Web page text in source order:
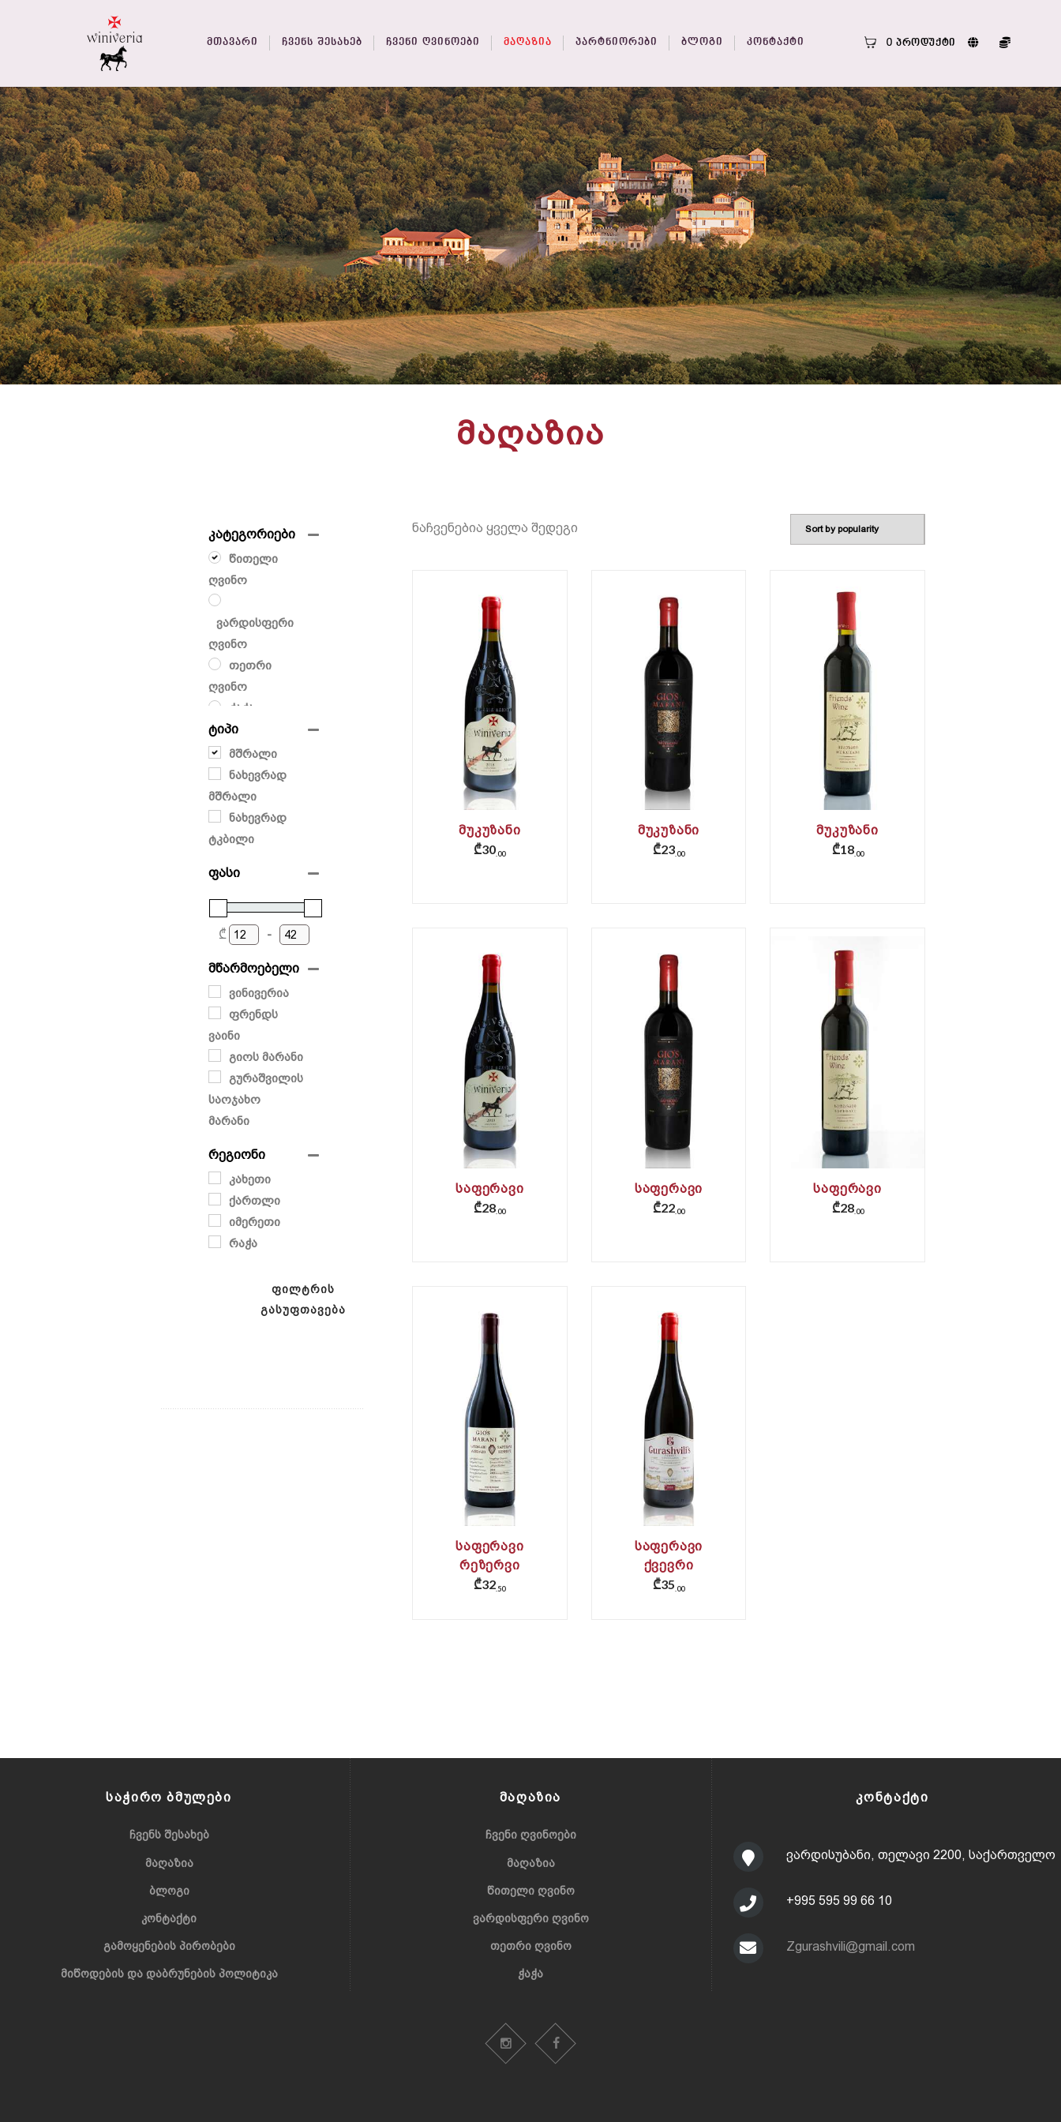
ᲛᲗᲐᲕᲐᲠᲘ ᲩᲕᲔᲜᲡ ᲨᲔᲡᲐᲮᲔᲑ ᲩᲕᲔᲜᲘ ᲦᲕᲘᲜᲝᲔᲑᲘ ᲛᲐᲦᲐᲖᲘᲐ ᲞᲐᲠᲢᲜᲘᲝᲠᲔᲑᲘ ᲑᲚᲝᲒᲘ ᲙᲝᲜᲢᲐᲥᲢᲘ 0 პროდუქტი
ᲛᲐᲦᲐᲖᲘᲐ
ნაჩვენებია ყველა შედეგი
ᲛᲣᲙᲣᲖᲐᲜᲘ
₾30 00
ᲛᲣᲙᲣᲖᲐᲜᲘ
₾2300
ᲛᲣᲙᲣᲖᲐᲜᲘ
₾18 00
ᲡᲐᲤᲔᲠᲐᲕᲘ
₾28 00
ᲡᲐᲤᲔᲠᲐᲕᲘ
₾2200
ᲡᲐᲤᲔᲠᲐᲕᲘ
₾2800
ᲡᲐᲤᲔᲠᲐᲕᲘ
ᲠᲔᲖᲔᲠᲕᲘ
(ᲥᲕᲔᲕᲠᲘ)
₾32 50
ᲡᲐᲤᲔᲠᲐᲕᲘ
ᲥᲕᲔᲕᲠᲘ
₾35 00
კატეგორიები
წითელი
ღვინო
ვარდისფერი
ღვინო
თეთრი
ღვინო
ჭაჭა
ტიპი
მშრალი
ნახევრად
მშრალი
ნახევრად
ტკბილი
ფასი
₾ -
მწარმოებელი
ვინივერია
ფრენდს
ვაინი
გიოს მარანი
გურაშვილის
საოჯახო
მარანი
რეგიონი
კახეთი
ქართლი
იმერეთი
რაჭა
ᲤᲘᲚᲢᲠᲘᲡ
ᲒᲐᲡᲣᲤᲗᲐᲕᲔᲑᲐ
ᲡᲐᲭᲘᲠᲝ ᲑᲛᲣᲚᲔᲑᲘ
ᲩᲕᲔᲜᲡ ᲨᲔᲡᲐᲮᲔᲑ
ᲛᲐᲦᲐᲖᲘᲐ
ᲑᲚᲝᲒᲘ
ᲙᲝᲜᲢᲐᲥᲢᲘ
ᲒᲐᲛᲝᲧᲔᲜᲔᲑᲘᲡ ᲞᲘᲠᲝᲑᲔᲑᲘ
ᲛᲘᲬᲝᲓᲔᲑᲘᲡ ᲓᲐ ᲓᲐᲑᲠᲣᲜᲔᲑᲘᲡ ᲞᲝᲚᲘᲢᲘᲙᲐ
ᲛᲐᲦᲐᲖᲘᲐ
ᲩᲕᲔᲜᲘ ᲦᲕᲘᲜᲝᲔᲑᲘ
ᲛᲐᲦᲐᲖᲘᲐ
ᲬᲘᲗᲔᲚᲘ ᲦᲕᲘᲜᲝ
ᲕᲐᲠᲓᲘᲡᲤᲔᲠᲘ ᲦᲕᲘᲜᲝ
ᲗᲔᲗᲠᲘ ᲦᲕᲘᲜᲝ
ᲭᲐᲭᲐ
ᲙᲝᲜᲢᲐᲥᲢᲘ
ვარდისუბანი, თელავი 2200, საქართველო
+995 595 99 66 10
Zgurashvili@gmail.com